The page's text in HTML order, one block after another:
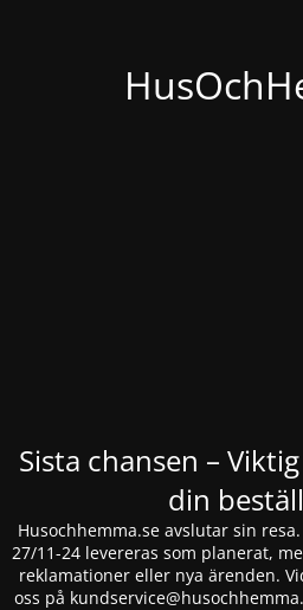
Sista chansen –
din
Husochhemma.se avslutar sin
27/11-24 levereras som planerat,
reklamationer eller nya ärenden.
oss på